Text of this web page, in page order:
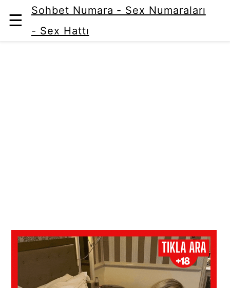
☰
Sohbet Numara - Sex Numaraları
- Sex Hattı